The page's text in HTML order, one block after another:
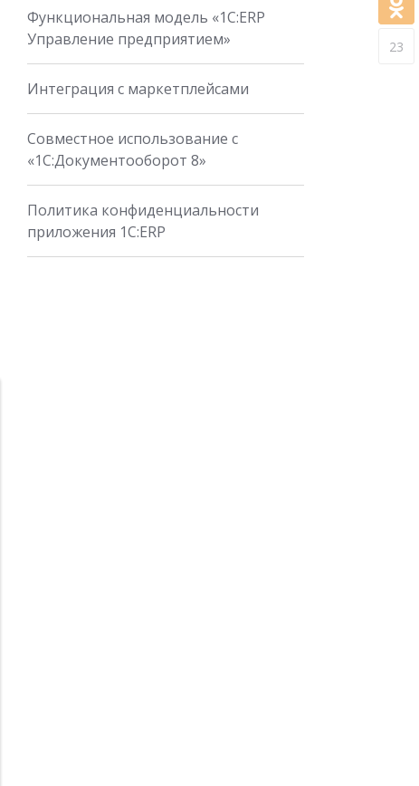
23
Функциональная модель «1С:ERP
Управление предприятием»
Интеграция с маркетплейсами
Совместное использование с
«1С:Документооборот 8»
Политика конфиденциальности
приложения 1С:ERP